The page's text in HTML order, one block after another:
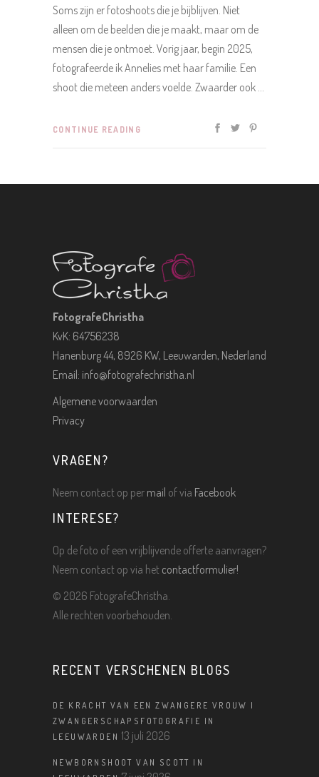
Soms zijn er fotoshoots die je bijblijven. Niet
alleen om de beelden die je maakt, maar om de
mensen die je ontmoet. Vorig jaar, begin 2025,
fotografeerde ik Annelies met haar familie. Een
shoot die meteen anders voelde. Zwaarder ook
CONTINUE READING
FotografeChristha
KvK: 64756238
Hanenburg 44, 8926 KW, Leeuwarden, Nederland
Email: info@fotografechristha.nl
Algemene voorwaarden
Privacy
VRAGEN?
Neem contact op per mail of via Facebook
INTERESE?
Op de foto of een vrijblijvende offerte aanvragen?
Neem contact op via het contactformulier!
© 2026 FotografeChristha.
Alle rechten voorbehouden.
RECENT VERSCHENEN BLOGS
DE KRACHT VAN EEN ZWANGERE VROUW |
ZWANGERSCHAPSFOTOGRAFIE IN
LEEUWARDEN 13 juli 2026
NEWBORNSHOOT VAN SCOTT IN